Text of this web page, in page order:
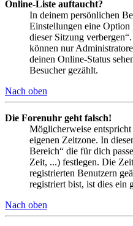
Online-Liste auftaucht?
In deinem persönlichen
Einstellungen eine
dieser Sitzung
können nur
deinen Online-Status
Besucher gezählt.
Nach oben
Die Forenuhr geht falsch!
Möglicherweise
eigenen Zeitzone. In
Bereich“ die für dich
Zeit, ...) festlegen. Die
registrierten Benutzern
registriert bist, ist dies ein
Nach oben